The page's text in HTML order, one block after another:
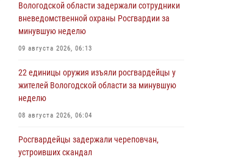
Вологодской области задержали сотрудники
вневедомственной охраны Росгвардии за
минувшую неделю
09 августа 2026, 06:13
22 единицы оружия изъяли росгвардейцы у
жителей Вологодской области за минувшую
неделю
08 августа 2026, 06:04
Росгвардейцы задержали череповчан,
устроивших скандал